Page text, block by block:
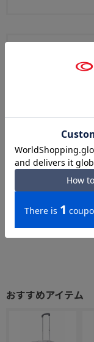
『ace.』は「す
にする最適なカ
ベルからカジュア
バッグ＆ラゲー
ace.ブランドサイ